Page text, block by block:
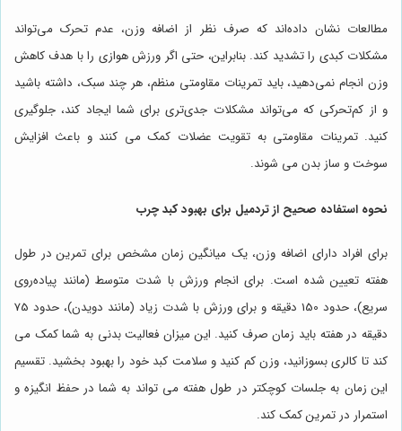
مطالعات نشان داده‌اند که صرف نظر از اضافه وزن، عدم تحرک می‌تواند
مشکلات کبدی را تشدید کند. بنابراین، حتی اگر ورزش هوازی را با هدف کاهش
وزن انجام نمی‌دهید، باید تمرینات مقاومتی منظم، هر چند سبک، داشته باشید
و از کم‌تحرکی که می‌تواند مشکلات جدی‌تری برای شما ایجاد کند، جلوگیری
کنید. تمرینات مقاومتی به تقویت عضلات کمک می کنند و باعث افزایش
سوخت و ساز بدن می شوند.
نحوه استفاده صحیح از تردمیل برای بهبود کبد چرب
برای افراد دارای اضافه وزن، یک میانگین زمان مشخص برای تمرین در طول
هفته تعیین شده است. برای انجام ورزش با شدت متوسط (مانند پیاده‌روی
سریع)، حدود 150 دقیقه و برای ورزش با شدت زیاد (مانند دویدن)، حدود 75
دقیقه در هفته باید زمان صرف کنید. این میزان فعالیت بدنی به شما کمک می
کند تا کالری بسوزانید، وزن کم کنید و سلامت کبد خود را بهبود بخشید. تقسیم
این زمان به جلسات کوچکتر در طول هفته می تواند به شما در حفظ انگیزه و
استمرار در تمرین کمک کند.